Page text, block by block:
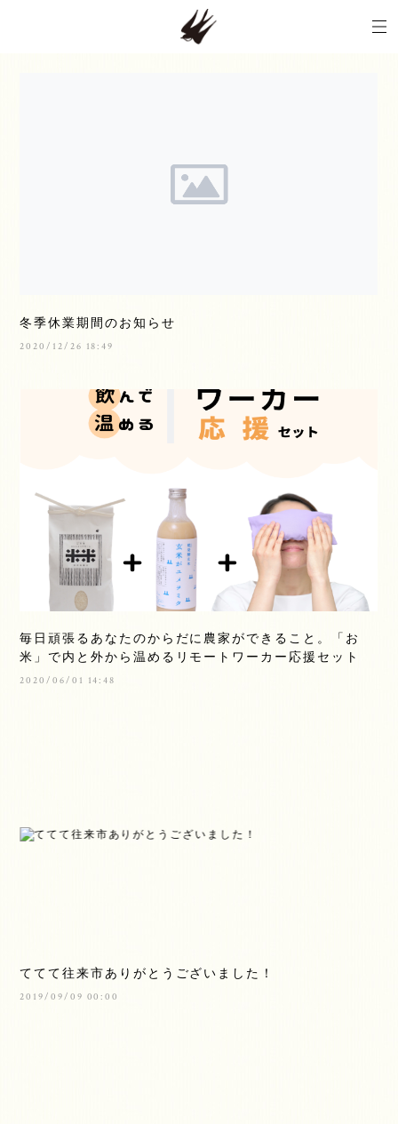
冬季休業期間のお知らせ
2020/12/26 18:49
毎日頑張るあなたのからだに農家ができること。「お
米」で内と外から温めるリモートワーカー応援セット
2020/06/01 14:48
ててて往来市ありがとうございました！
2019/09/09 00:00